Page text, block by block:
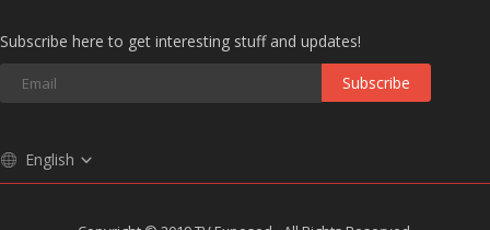
Subscribe here to get interesting stuff and updates!
Subscribe
English